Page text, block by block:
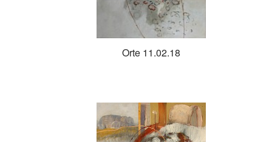
Orte 11.02.18